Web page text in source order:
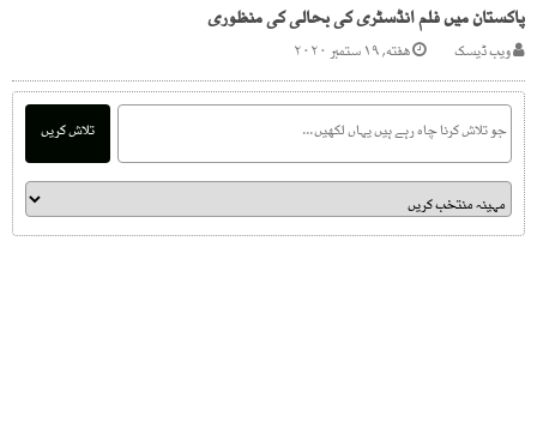
پاکستان میں فلم انڈسٹری کی بحالی کی منظوری
ویب ڈیسک هفته, ۱۹ ستمبر ۲۰۲۰
تلاش کریں